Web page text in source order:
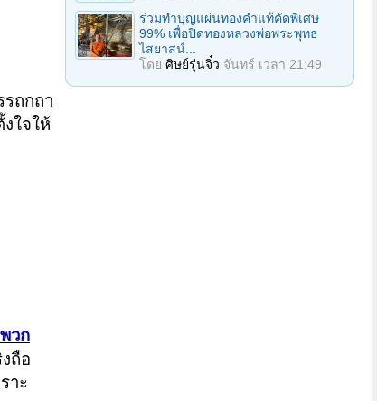
ถกถา
ใจให้
วก
งถือ
าะ
ร่วมทําบุญแผ่นทองคำแท้คัดพิเศษ
99% เพื่อปิดทองหลวงพ่อพระพุทธ
ไสยาสน์...
โดย ศิษย์รุ่นจิ๋ว จันทร์ เวลา 21:49